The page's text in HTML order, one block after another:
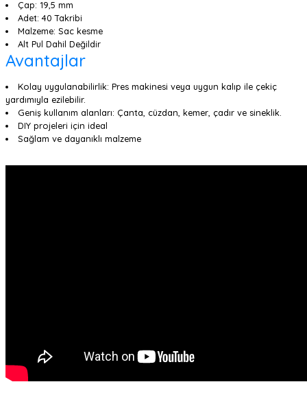
Çap: 19,5 mm
Adet: 40 Takribi
Malzeme: Sac kesme
Alt Pul Dahil Değildir
Avantajlar
Kolay uygulanabilirlik: Pres makinesi veya uygun kalıp ile çekiç
yardımıyla ezilebilir.
Geniş kullanım alanları: Çanta, cüzdan, kemer, çadır ve sineklik.
DIY projeleri için ideal
Sağlam ve dayanıklı malzeme